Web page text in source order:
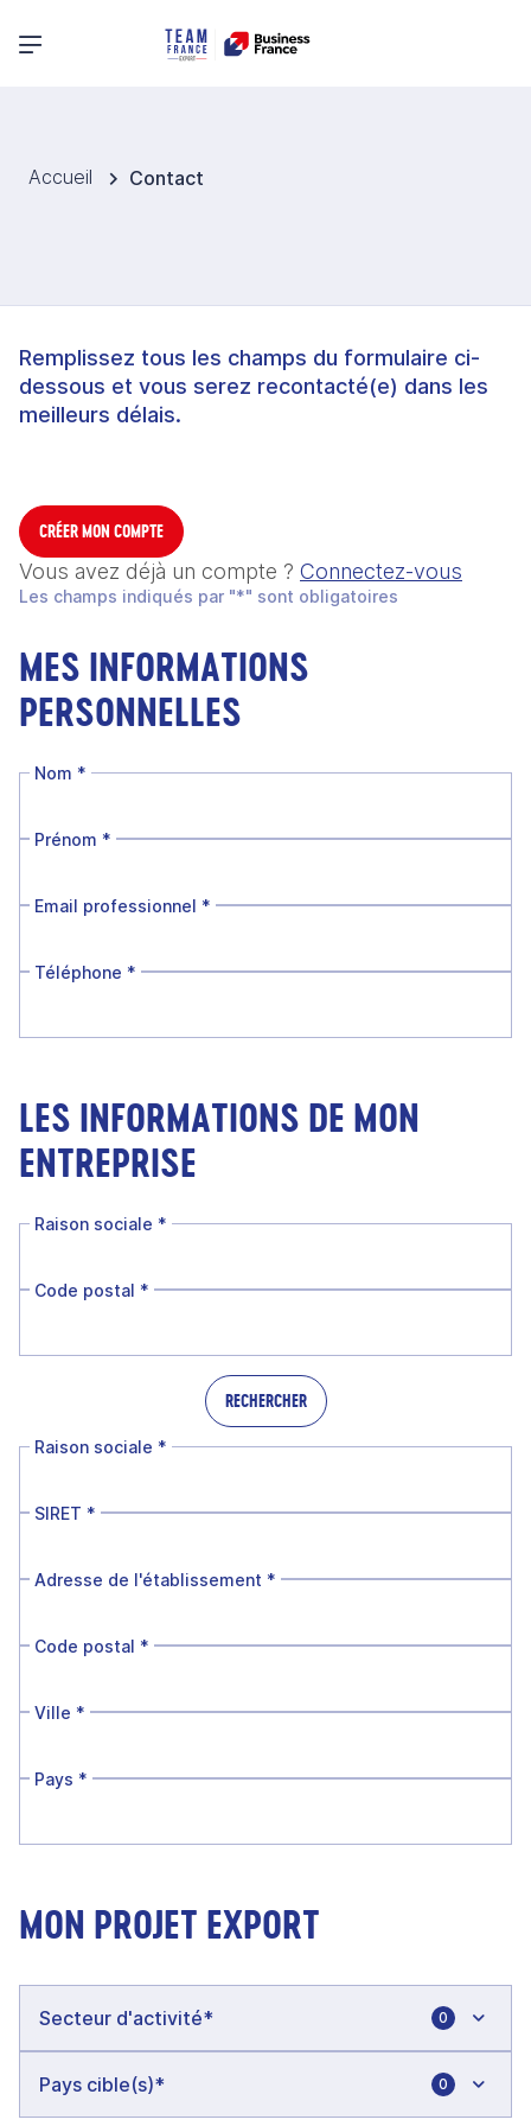
Menu principal
Accueil Contact
Remplissez tous les champs du formulaire ci-
dessous et vous serez recontacté(e) dans les
meilleurs délais.
CRÉER MON COMPTE
Vous avez déjà un compte ? Connectez-vous
Les champs indiqués par "*" sont obligatoires
MES INFORMATIONS
PERSONNELLES
Nom *
Prénom *
Email professionnel *
Téléphone *
LES INFORMATIONS DE MON
ENTREPRISE
Raison sociale *
Code postal *
RECHERCHER
Raison sociale *
SIRET *
Adresse de l'établissement *
Code postal *
Ville *
Pays *
MON PROJET EXPORT
0
0